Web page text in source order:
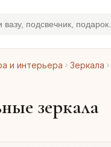
и интерьера Зеркала
зеркала